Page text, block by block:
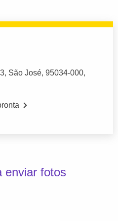
São José, 95034-000,
enviar fotos